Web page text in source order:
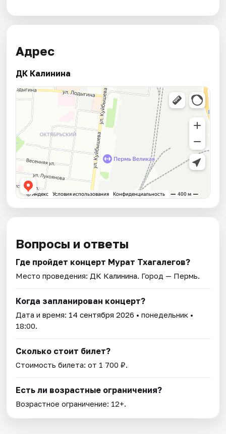
Адрес
ДК Калинина
Вопросы и ответы
Где пройдет концерт Мурат Тхагалегов?
Место проведения: ДК Калинина. Город — Пермь.
Когда запланирован концерт?
Дата и время: 14 сентября 2026 • понедельник •
18:00.
Сколько стоит билет?
Стоимость билета: от 1 700 ₽.
Есть ли возрастные ограничения?
Возрастное ограничение: 12+.